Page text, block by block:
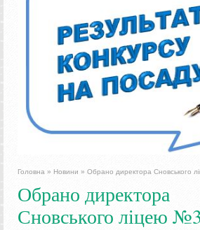
Головна » Новини » Обрано директора Сновського
Обрано директора
Сновського ліцею №3